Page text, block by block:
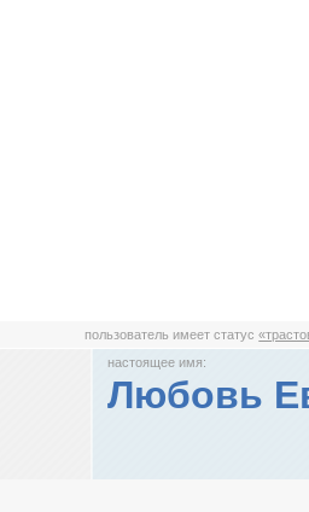
пользователь имеет статус
настоящее имя:
Любовь